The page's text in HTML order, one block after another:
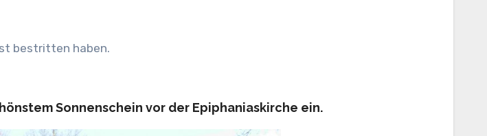
bestritten haben.
Sonnenschein vor der Epiphaniaskirche ein.